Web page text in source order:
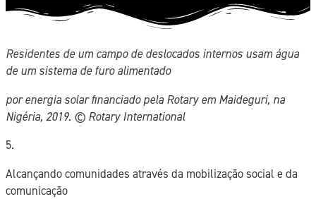
Residentes de um campo de deslocados internos usam água
de um sistema de furo alimentado
por energia solar financiado pela Rotary em Maideguri, na
Nigéria, 2019. © Rotary International
5.
Alcançando comunidades através da mobilização social e da
comunicação